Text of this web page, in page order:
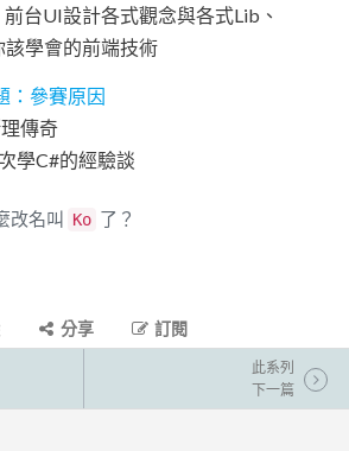
台UI設計各式觀念與各式Lib、
學會的前端技術
：參賽原因
傳奇
學C#的經驗談
改名叫 Ko 了？
分享 訂閱
此系列
下一篇